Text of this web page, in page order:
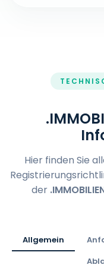
Hier finden Sie
der
Allgemein